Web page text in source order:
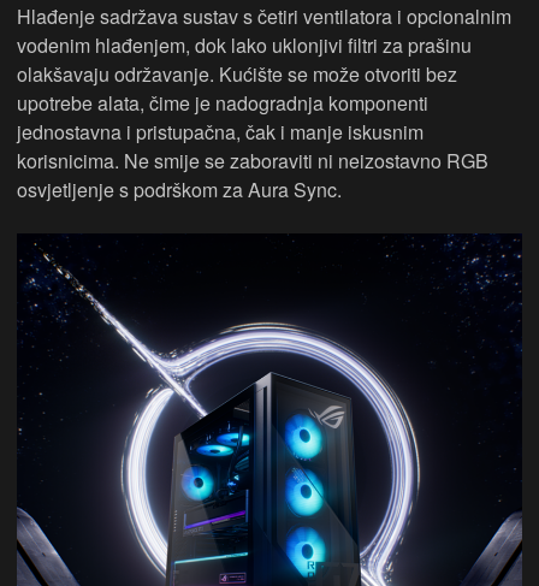
Hlađenje sadržava sustav s četiri ventilatora i opcionalnim
vodenim hlađenjem, dok lako uklonjivi filtri za prašinu
olakšavaju održavanje. Kućište se može otvoriti bez
upotrebe alata, čime je nadogradnja komponenti
jednostavna i pristupačna, čak i manje iskusnim
korisnicima. Ne smije se zaboraviti ni neizostavno RGB
osvjetljenje s podrškom za Aura Sync.